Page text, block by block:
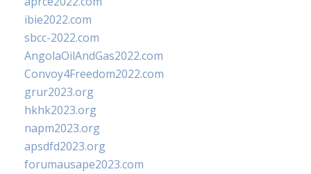
ibie2022.com
sbcc-2022.com
AngolaOilAndGas2022.com
Convoy4Freedom2022.com
grur2023.org
hkhk2023.org
napm2023.org
apsdfd2023.org
forumausape2023.com